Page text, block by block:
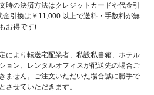
時の決済方法はクレジットカードや代金引
引換は￥11,000 以上で送料・手数料が無
お得です)
により転送宅配業者、私設私書箱、ホテル
ョン、レンタルオフィスが配送先の場合ご
ません。ご注文いただいた場合誠に勝手で
させていただきます。